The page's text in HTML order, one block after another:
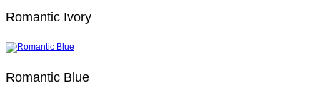
Romantic Ivory
Romantic Blue